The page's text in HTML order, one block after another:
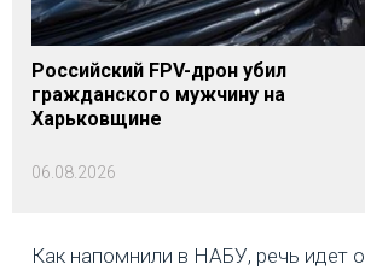
Российский FPV-дрон убил
гражданского мужчину на
Харьковщине
06.08.2026
Как напомнили в НАБУ, речь идет о